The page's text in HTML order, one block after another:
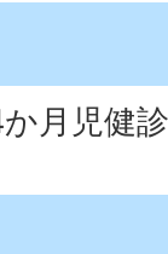
月児健診